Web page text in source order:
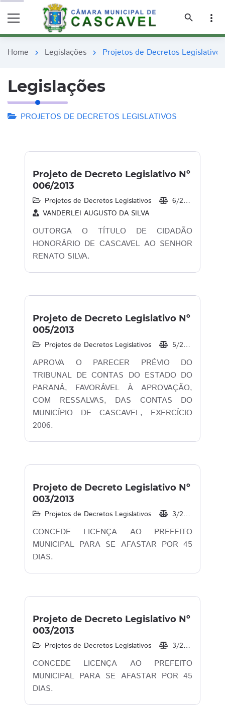
search
more_vert
Home chevron_right Legislações chevron_right Projetos de Decretos Legislativos
Legislações
PROJETOS DE DECRETOS LEGISLATIVOS
Projeto de Decreto Legislativo Nº
006/2013
Projetos de Decretos Legislativos 6/2013
VANDERLEI AUGUSTO DA SILVA
OUTORGA O TÍTULO DE CIDADÃO
HONORÁRIO DE CASCAVEL AO SENHOR
RENATO SILVA.
Projeto de Decreto Legislativo Nº
005/2013
Projetos de Decretos Legislativos 5/2013
APROVA O PARECER PRÉVIO DO
TRIBUNAL DE CONTAS DO ESTADO DO
PARANÁ, FAVORÁVEL À APROVAÇÃO,
COM RESSALVAS, DAS CONTAS DO
MUNICÍPIO DE CASCAVEL, EXERCÍCIO
2006.
Projeto de Decreto Legislativo Nº
003/2013
Projetos de Decretos Legislativos 3/2013
CONCEDE LICENÇA AO PREFEITO
MUNICIPAL PARA SE AFASTAR POR 45
DIAS.
Projeto de Decreto Legislativo Nº
003/2013
Projetos de Decretos Legislativos 3/2013
CONCEDE LICENÇA AO PREFEITO
MUNICIPAL PARA SE AFASTAR POR 45
DIAS.